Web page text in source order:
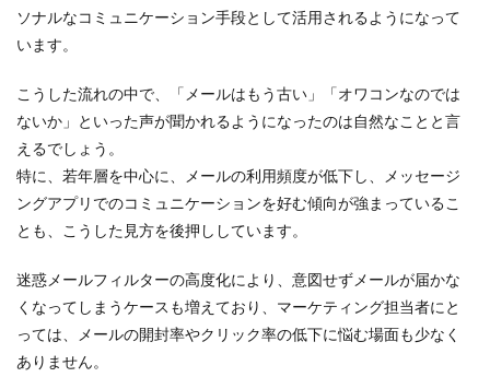
メー
ルで
を出
すコ
ツ
3.1
読者
にと
価値
情報
提供
明確
ソナルなコミュニケーション手段として活用されるようになって
います。
こうした流れの中で、「メールはもう古い」「オワコンなのでは
ないか」といった声が聞かれるようになったのは自然なことと言
えるでしょう。
特に、若年層を中心に、メールの利用頻度が低下し、メッセージ
ングアプリでのコミュニケーションを好む傾向が強まっているこ
とも、こうした見方を後押ししています。
迷惑メールフィルターの高度化により、意図せずメールが届かな
くなってしまうケースも増えており、マーケティング担当者にと
っては、メールの開封率やクリック率の低下に悩む場面も少なく
ありません。